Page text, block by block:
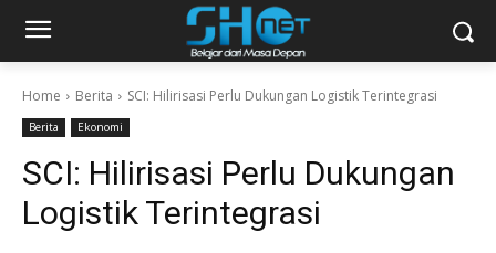
Home Berita SCI: Hilirisasi Perlu Dukungan Logistik Terintegrasi
Berita Ekonomi
SCI: Hilirisasi Perlu Dukungan
Logistik Terintegrasi